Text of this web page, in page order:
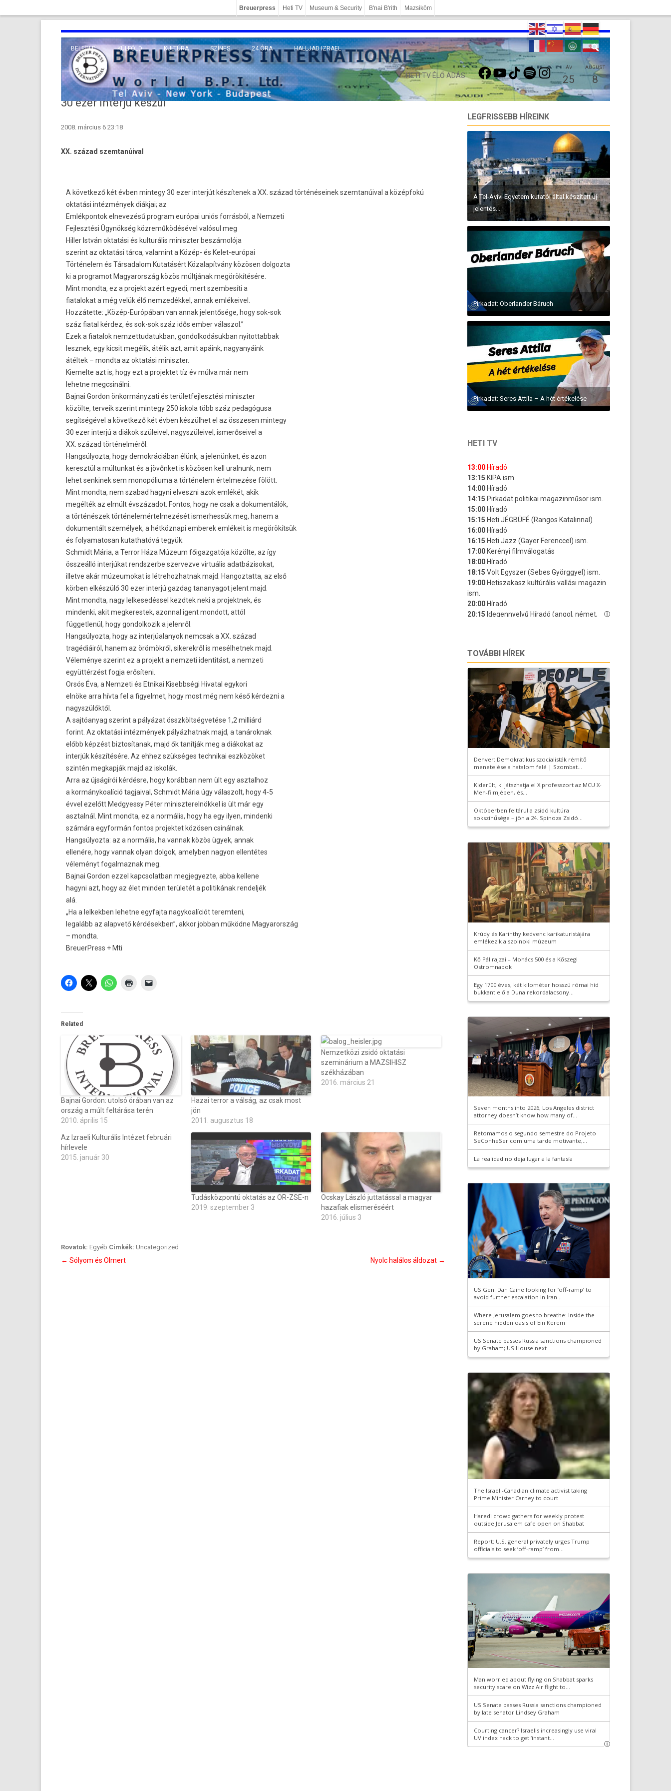
Breuerpress Heti TV Museum & Security B'nai B'rith Mazsiköm
BELFÖLD KÜLFÖLD
EURÓPA
KÖZEL-KELET
TENGERENTÚL
KULTÚRA
TUDOMÁNY
VALLÁS
SZÍNES 24 ÓRA HALLJAD IZRAEL
HETI TV ÉLŐ ADÁS
FACEBOOKYOUTUBETIKTOKSPOTIFYINSTAGRAMÁV
25
AUGUST
8
30 ezer interjú készül
2008. március 6 23:18
XX. század szemtanúival
A következő két évben mintegy 30 ezer interjút készítenek a XX. század történéseinek szemtanúival a középfokú
oktatási intézmények diákjai; az
Emlékpontok elnevezésű program európai uniós forrásból, a Nemzeti
Fejlesztési Ügynökség közreműködésével valósul meg
Hiller István oktatási és kulturális miniszter beszámolója
szerint az oktatási tárca, valamint a Közép- és Kelet-európai
Történelem és Társadalom Kutatásért Közalapítvány közösen dolgozta
ki a programot Magyarország közös múltjának megörökítésére.
Mint mondta, ez a projekt azért egyedi, mert szembesíti a
fiatalokat a még velük élő nemzedékkel, annak emlékeivel.
Hozzátette: „Közép-Európában van annak jelentősége, hogy sok-sok
száz fiatal kérdez, és sok-sok száz idős ember válaszol.”
Ezek a fiatalok nemzettudatukban, gondolkodásukban nyitottabbak
lesznek, egy kicsit megélik, átélik azt, amit apáink, nagyanyáink
átéltek – mondta az oktatási miniszter.
Kiemelte azt is, hogy ezt a projektet tíz év múlva már nem
lehetne megcsinálni.
Bajnai Gordon önkormányzati és területfejlesztési miniszter
közölte, terveik szerint mintegy 250 iskola több száz pedagógusa
segítségével a következő két évben készülhet el az összesen mintegy
30 ezer interjú a diákok szüleivel, nagyszüleivel, ismerőseivel a
XX. század történelméről.
Hangsúlyozta, hogy demokráciában élünk, a jelenünket, és azon
keresztül a múltunkat és a jövőnket is közösen kell uralnunk, nem
lehet senkinek sem monopóliuma a történelem értelmezése fölött.
Mint mondta, nem szabad hagyni elveszni azok emlékét, akik
megélték az elmúlt évszázadot. Fontos, hogy ne csak a dokumentálók,
a történészek történelemértelmezését ismerhessük meg, hanem a
dokumentált személyek, a hétköznapi emberek emlékeit is megörökítsük
és folyamatosan kutathatóvá tegyük.
Schmidt Mária, a Terror Háza Múzeum főigazgatója közölte, az így
összeálló interjúkat rendszerbe szervezve virtuális adatbázisokat,
illetve akár múzeumokat is létrehozhatnak majd. Hangoztatta, az első
körben elkészülő 30 ezer interjú gazdag tananyagot jelent majd.
Mint mondta, nagy lelkesedéssel kezdtek neki a projektnek, és
mindenki, akit megkerestek, azonnal igent mondott, attól
függetlenül, hogy gondolkozik a jelenről.
Hangsúlyozta, hogy az interjúalanyok nemcsak a XX. század
tragédiáiról, hanem az örömökről, sikerekről is mesélhetnek majd.
Véleménye szerint ez a projekt a nemzeti identitást, a nemzeti
együttérzést fogja erősíteni.
Orsós Éva, a Nemzeti és Etnikai Kisebbségi Hivatal egykori
elnöke arra hívta fel a figyelmet, hogy most még nem késő kérdezni a
nagyszülőktől.
A sajtóanyag szerint a pályázat összköltségvetése 1,2 milliárd
forint. Az oktatási intézmények pályázhatnak majd, a tanároknak
előbb képzést biztosítanak, majd ők tanítják meg a diákokat az
interjúk készítésére. Az ehhez szükséges technikai eszközöket
szintén megkapják majd az iskolák.
Arra az újságírói kérdésre, hogy korábban nem ült egy asztalhoz
a kormánykoalíció tagjaival, Schmidt Mária úgy válaszolt, hogy 4-5
évvel ezelőtt Medgyessy Péter miniszterelnökkel is ült már egy
asztalnál. Mint mondta, ez a normális, hogy ha egy ilyen, mindenki
számára egyformán fontos projektet közösen csinálnak.
Hangsúlyozta: az a normális, ha vannak közös ügyek, annak
ellenére, hogy vannak olyan dolgok, amelyben nagyon ellentétes
véleményt fogalmaznak meg.
Bajnai Gordon ezzel kapcsolatban megjegyezte, abba kellene
hagyni azt, hogy az élet minden területét a politikának rendeljék
alá.
„Ha a lelkekben lehetne egyfajta nagykoalíciót teremteni,
legalább az alapvető kérdésekben”, akkor jobban működne Magyarország
– mondta.
BreuerPress + Mti
Related
Bajnai Gordon: utolsó órában van az
ország a múlt feltárása terén
2010. április 15
Hazai terror a válság, az csak most
jön
2011. augusztus 18
Nemzetközi zsidó oktatási
szeminárium a MAZSIHISZ
székházában
2016. március 21
Az Izraeli Kulturális Intézet februári
hírlevele
2015. január 30
Tudásközpontú oktatás az OR-ZSE-n
2019. szeptember 3
Ocskay László juttatással a magyar
hazafiak elismeréséért
2016. július 3
Rovatok: Egyéb Cimkék: Uncategorized
Bejegyzés
← Sólyom és Olmert Nyolc halálos áldozat →
LEGFRISSEBB HÍREINK
A Tel-Avivi Egyetem kutatói által készített új
jelentés...
Pirkadat: Oberlander Báruch
Pirkadat: Seres Attila – A hét értékelése
HETI TV
TOVÁBBI HÍREK